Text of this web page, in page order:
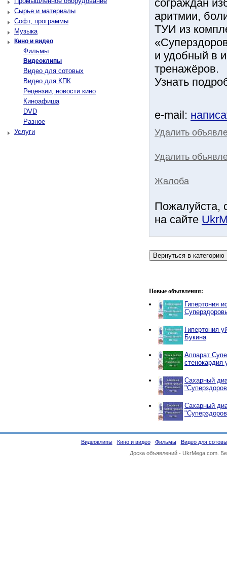
Сырье и материалы
Софт, программы
Музыка
Кино и видео
Фильмы
Видеоклипы
Видео для сотовых
Видео для КПК
Рецензии, новости кино
Киноафиша
DVD
Разное
Услуги
сограждан
аритмии,
ТУИ из
и удобный в
тренажёров.
Узнать
e-mail:
Удалить
Удалить
Жалоба
Пожалуйста,
на сайте
Новые объявления:
Гипертония
Гипертония
Букина
Аппарат
стенокардия
Сахарный
Сахарный
Видеоклипы Кино и видео Фильмы
Видео для
Доска объявлений - UkrMega.com.